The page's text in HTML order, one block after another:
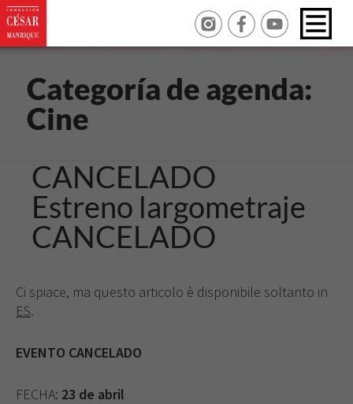
Categoría de agenda:
Cine
CANCELADO
Estreno largometraje
CANCELADO
Ci spiace, ma questo articolo è disponibile soltanto in
ES.
EVENTO CANCELADO
FECHA: 23 de abril